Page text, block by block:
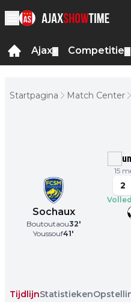
Ajax Competitie
Startpagina Match Center
15
Sochaux
Boutoutaou32'
Youssouf41'
2
TijdlijnStatistieken